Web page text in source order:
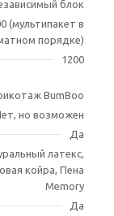
блок
(мультипакет в
порядке)
1200
BumBoo
но возможен
Да
латекс,
койра, Пена
Memory
Да